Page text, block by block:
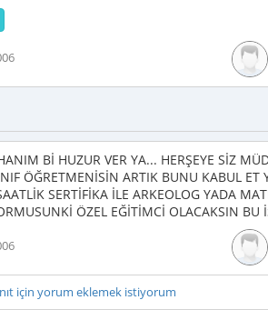
Bİ HUZUR VER YA... HERŞEYE SİZ
ÖĞRETMENİSİN ARTIK BUNU KABUL ET
SERTİFİKA İLE ARKEOLOG YADA
ÖZEL EĞİTİMCİ OLACAKSIN BU
için yorum eklemek istiyorum